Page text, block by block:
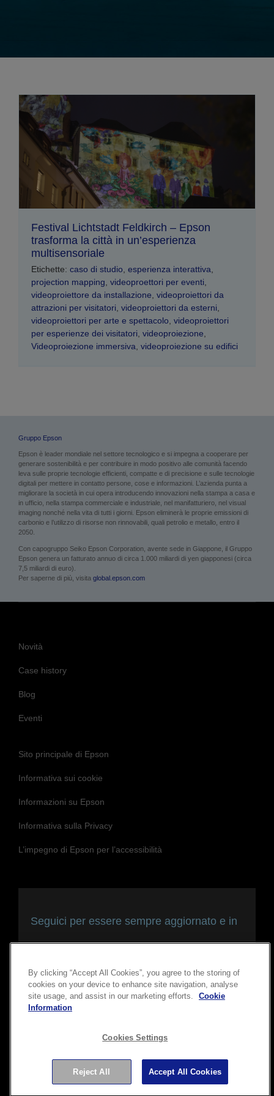
Festival Lichtstadt Feldkirch – Epson
trasforma la città in un’esperienza
multisensoriale
Etichette: caso di studio esperienza interattiva
projection mapping videoproettori per eventi
videoproiettore da installazione videoproiettori da
attrazioni per visitatori videoproiettori da esterni
videoproiettori per arte e spettacolo videoproiettori
per esperienze dei visitatori videoproiezione
Videoproiezione immersiva videoproiezione su edifici
Gruppo Epson
Epson è leader mondiale nel settore tecnologico e si impegna a cooperare per
generare sostenibilità e per contribuire in modo positivo alle comunità facendo
leva sulle proprie tecnologie efficienti, compatte e di precisione e sulle tecnologie
digitali per mettere in contatto persone, cose e informazioni. L’azienda punta a
migliorare la società in cui opera introducendo innovazioni nella stampa a casa e
in ufficio, nella stampa commerciale e industriale, nel manifatturiero, nel visual
imaging nonché nella vita di tutti i giorni. Epson eliminerà le proprie emissioni di
carbonio e l’utilizzo di risorse non rinnovabili, quali petrolio e metallo, entro il
2050.
Con capogruppo Seiko Epson Corporation, avente sede in Giappone, il Gruppo
Epson genera un fatturato annuo di circa 1.000 miliardi di yen giapponesi (circa
7,5 miliardi di euro).
Per saperne di più, visita global.epson.com
Novità
Case history
Blog
Eventi
Sito principale di Epson
Informativa sui cookie
Informazioni su Epson
Informativa sulla Privacy
L’impegno di Epson per l’accessibilità
Seguici per essere sempre aggiornato e in
Copyright © 2026 Seiko Epson Corporation. Tutti i diritti
riservati.
By clicking “Accept All Cookies”, you agree to the storing of
cookies on your device to enhance site navigation, analyse
site usage, and assist in our marketing efforts.
Cookie
Information
Cookies Settings
Reject All Accept All Cookies